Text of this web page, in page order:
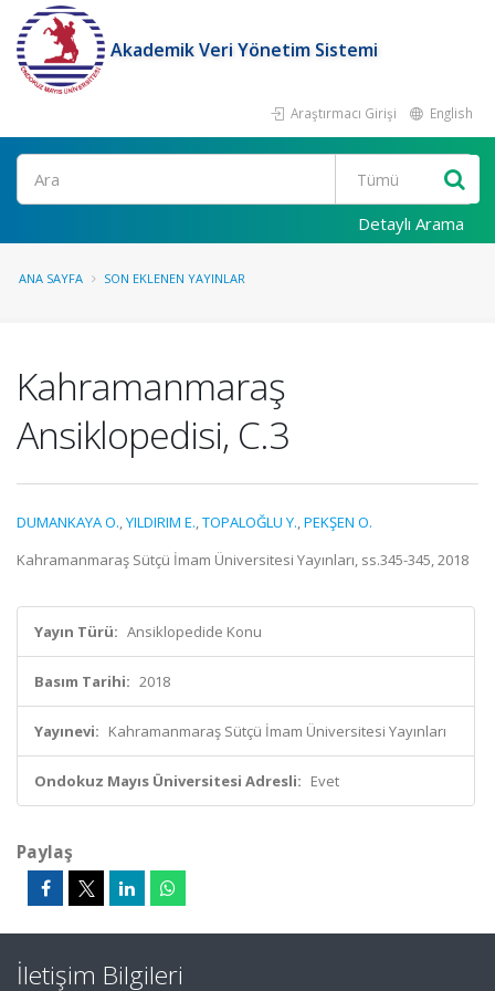
Akademik Veri Yönetim Sistemi
Araştırmacı Girişi English
Ara
Detaylı Arama
ANA SAYFA SON EKLENEN YAYINLAR
Kahramanmaraş
Ansiklopedisi, C.3
DUMANKAYA O.,YILDIRIM E.,TOPALOĞLU Y.,PEKŞEN O.
Kahramanmaraş Sütçü İmam Üniversitesi Yayınları, ss.345-345, 2018
Yayın Türü: Ansiklopedide Konu
Basım Tarihi: 2018
Yayınevi: Kahramanmaraş Sütçü İmam Üniversitesi Yayınları
Ondokuz Mayıs Üniversitesi Adresli: Evet
Paylaş
İletişim Bilgileri